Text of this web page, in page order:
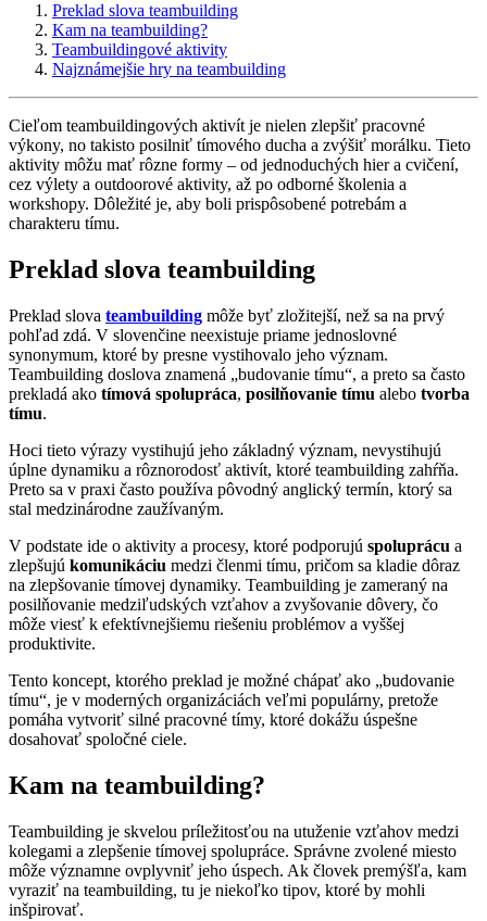
Preklad slova teambuilding
Kam na teambuilding?
Teambuildingové aktivity
Najznámejšie hry na teambuilding
Cieľom teambuildingových aktivít je nielen zlepšiť pracovné
výkony, no takisto posilniť tímového ducha a zvýšiť morálku. Tieto
aktivity môžu mať rôzne formy – od jednoduchých hier a cvičení,
cez výlety a outdoorové aktivity, až po odborné školenia a
workshopy. Dôležité je, aby boli prispôsobené potrebám a
charakteru tímu.
Preklad slova teambuilding
Preklad slova teambuilding môže byť zložitejší, než sa na prvý
pohľad zdá. V slovenčine neexistuje priame jednoslovné
synonymum, ktoré by presne vystihovalo jeho význam.
Teambuilding doslova znamená „budovanie tímu“, a preto sa často
prekladá ako tímová spolupráca, posilňovanie tímu alebo tvorba
tímu.
Hoci tieto výrazy vystihujú jeho základný význam, nevystihujú
úplne dynamiku a rôznorodosť aktivít, ktoré teambuilding zahŕňa.
Preto sa v praxi často používa pôvodný anglický termín, ktorý sa
stal medzinárodne zaužívaným.
V podstate ide o aktivity a procesy, ktoré podporujú spoluprácu a
zlepšujú komunikáciu medzi členmi tímu, pričom sa kladie dôraz
na zlepšovanie tímovej dynamiky. Teambuilding je zameraný na
posilňovanie medziľudských vzťahov a zvyšovanie dôvery, čo
môže viesť k efektívnejšiemu riešeniu problémov a vyššej
produktivite.
Tento koncept, ktorého preklad je možné chápať ako „budovanie
tímu“, je v moderných organizáciách veľmi populárny, pretože
pomáha vytvoriť silné pracovné tímy, ktoré dokážu úspešne
dosahovať spoločné ciele.
Kam na teambuilding?
Teambuilding je skvelou príležitosťou na utuženie vzťahov medzi
kolegami a zlepšenie tímovej spolupráce. Správne zvolené miesto
môže významne ovplyvniť jeho úspech. Ak človek premýšľa, kam
vyraziť na teambuilding, tu je niekoľko tipov, ktoré by mohli
inšpirovať.